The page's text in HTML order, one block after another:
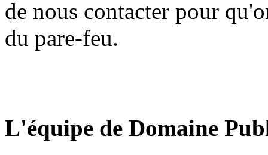
de nous contacter pour
du pare-feu.
L'équipe de Domaine